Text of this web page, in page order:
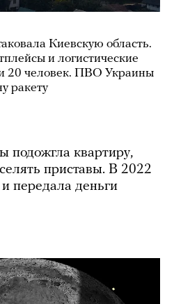
Киевскую область.
и логистические
20 человек. ПВО Украины
ракету
квартиру,
приставы. В 2022
передала деньги